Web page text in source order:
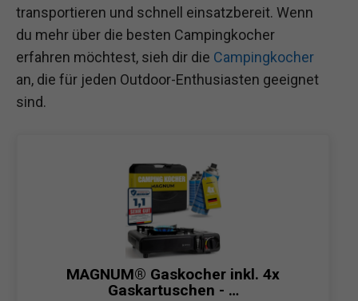
transportieren und schnell einsatzbereit. Wenn
du mehr über die besten Campingkocher
erfahren möchtest, sieh dir die Campingkocher
an, die für jeden Outdoor-Enthusiasten geeignet
sind.
MAGNUM® Gaskocher inkl. 4x
Gaskartuschen - …